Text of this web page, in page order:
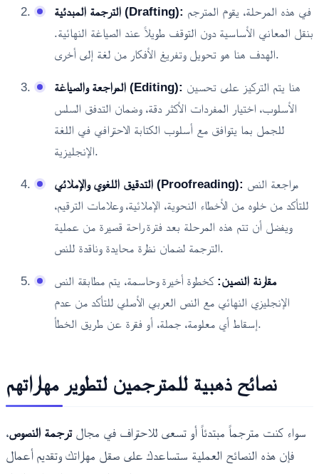
الترجمة المبدئية (Drafting):
بنقل المعاني الأساسية دون التوقف طويلاً عند الصياغة النهائية.
الهدف هنا هو تحويل وتفريغ الأفكار من لغة إلى أخرى.
المراجعة والصياغة (Editing):
الأسلوب، اختيار المفردات الأكثر دقة، وضمان التدفق السلس
للجمل بما يتوافق مع أسلوب الكتابة الاحترافي في اللغة
الإنجليزية.
التدقيق اللغوي والإملائي (Proofreading):
للتأكد من خلوه من الأخطاء النحوية، الإملائية، وعلامات الترقيم،
ويفضل أن تتم هذه المرحلة بعد فترة راحة قصيرة من عملية
الترجمة لضمان نظرة محايدة وناقدة للنص.
مقارنة النصين: كخطوة أخيرة وحاسمة، يتم مطابقة النص
الإنجليزي النهائي مع النص العربي الأصلي للتأكد من عدم
إسقاط أي معلومة، جملة، أو فقرة عن طريق الخطأ.
نصائح ذهبية للمترجمين لتطوير مهاراتهم
سواء كنت مترجماً مبتدئاً أو تسعى للاحتراف في مجالترجمة النصوص،
فإن هذه النصائح العملية ستساعدك على صقل مهاراتك وتقديم أعمال